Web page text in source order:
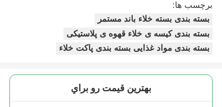
برچسب ها:
بسته بندی بسته خلاء باند مستمر
بسته بندی کیسه ی خلاء قهوه ی پلاستیکی
بسته بندی مواد غذایی بسته بندی پاکت خلاء
بهترين قيمت رو براي